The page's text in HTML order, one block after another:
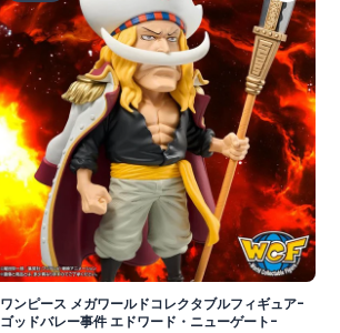
ワンピース メガワールドコレクタブルフィギュア-
ゴッドバレー事件 エドワード・ニューゲート-